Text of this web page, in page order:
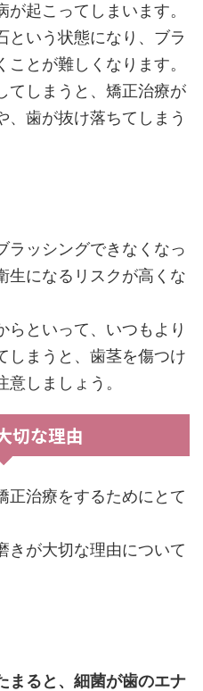
起こってしまいます。
という状態になり、ブラ
とが難しくなります。
てしまうと、矯正治療が
、歯が抜け落ちてしまう
ラッシングできなくなっ
生になるリスクが高くな
らといって、いつもより
しまうと、歯茎を傷つけ
しましょう。
切な理由
正治療をするためにとて
きが大切な理由について
まると、細菌が歯のエナ